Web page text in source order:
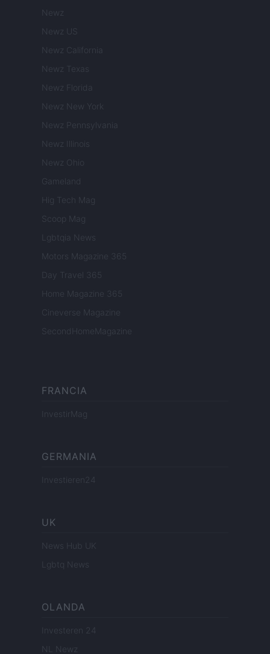
Newz
Newz US
Newz California
Newz Texas
Newz Florida
Newz New York
Newz Pennsylvania
Newz Illinois
Newz Ohio
Gameland
Hig Tech Mag
Scoop Mag
Lgbtqia News
Motors Magazine 365
Day Travel 365
Home Magazine 365
Cineverse Magazine
SecondHomeMagazine
FRANCIA
InvestirMag
GERMANIA
Investieren24
UK
News Hub UK
Lgbtq News
OLANDA
Investeren 24
NL Newz